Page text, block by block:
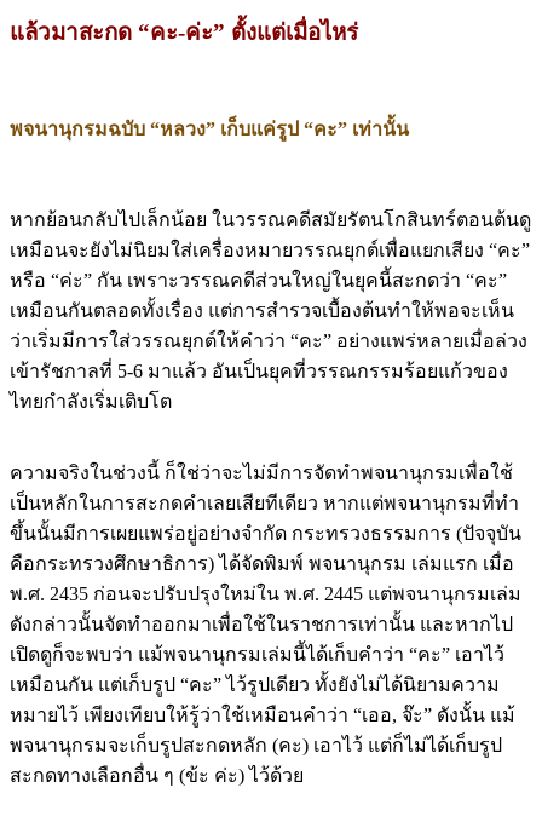
แล้วมาสะกด “คะ-ค่ะ” ตั้งแต่เมื่อไหร่
พจนานุกรมฉบับ “หลวง” เก็บแค่รูป “คะ” เท่านั้น
หากย้อนกลับไปเล็กน้อย ในวรรณคดีสมัยรัตนโกสินทร์ตอนต้นดู
เหมือนจะยังไม่นิยมใส่เครื่องหมายวรรณยุกต์เพื่อแยกเสียง “คะ”
หรือ “ค่ะ” กัน เพราะวรรณคดีส่วนใหญ่ในยุคนี้สะกดว่า “คะ”
เหมือนกันตลอดทั้งเรื่อง แต่การสำรวจเบื้องต้นทำให้พอจะเห็น
ว่าเริ่มมีการใส่วรรณยุกต์ให้คำว่า “คะ” อย่างแพร่หลายเมื่อล่วง
เข้ารัชกาลที่ 5-6 มาแล้ว อันเป็นยุคที่วรรณกรรมร้อยแก้วของ
ไทยกำลังเริ่มเติบโต
ความจริงในช่วงนี้ ก็ใช่ว่าจะไม่มีการจัดทำพจนานุกรมเพื่อใช้
เป็นหลักในการสะกดคำเลยเสียทีเดียว หากแต่พจนานุกรมที่ทำ
ขึ้นนั้นมีการเผยแพร่อยู่อย่างจำกัด กระทรวงธรรมการ (ปัจจุบัน
คือกระทรวงศึกษาธิการ) ได้จัดพิมพ์ พจนานุกรม เล่มแรก เมื่อ
พ.ศ. 2435 ก่อนจะปรับปรุงใหม่ใน พ.ศ. 2445 แต่พจนานุกรมเล่ม
ดังกล่าวนั้นจัดทำออกมาเพื่อใช้ในราชการเท่านั้น และหากไป
เปิดดูก็จะพบว่า แม้พจนานุกรมเล่มนี้ได้เก็บคำว่า “คะ” เอาไว้
เหมือนกัน แต่เก็บรูป “คะ” ไว้รูปเดียว ทั้งยังไม่ได้นิยามความ
หมายไว้ เพียงเทียบให้รู้ว่าใช้เหมือนคำว่า “เออ, จ๊ะ” ดังนั้น แม้
พจนานุกรมจะเก็บรูปสะกดหลัก (คะ) เอาไว้ แต่ก็ไม่ได้เก็บรูป
สะกดทางเลือกอื่น ๆ (ข้ะ ค่ะ) ไว้ด้วย